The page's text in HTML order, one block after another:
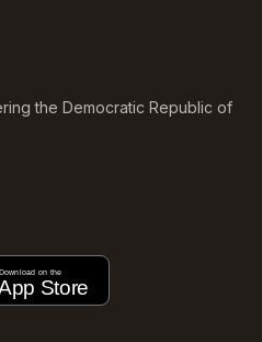
the Democratic Republic of